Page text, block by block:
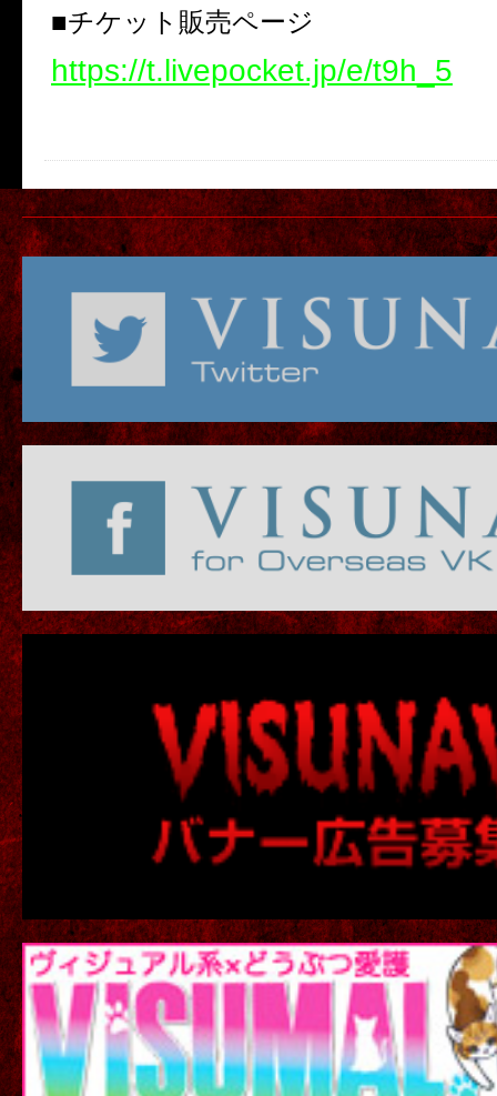
■チケット販売ページ
https://t.livepocket.jp/e/t9h_5